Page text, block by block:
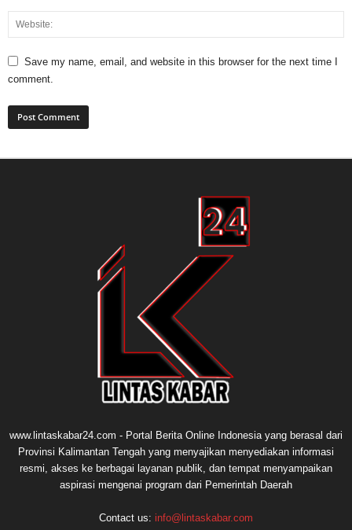
Save my name, email, and website in this browser for the next time I
comment.
www.lintaskabar24.com - Portal Berita Online Indonesia yang berasal dari
Provinsi Kalimantan Tengah yang menyajikan menyediakan informasi
resmi, akses ke berbagai layanan publik, dan tempat menyampaikan
aspirasi mengenai program dari Pemerintah Daerah
Contact us: info@lintaskabar.com